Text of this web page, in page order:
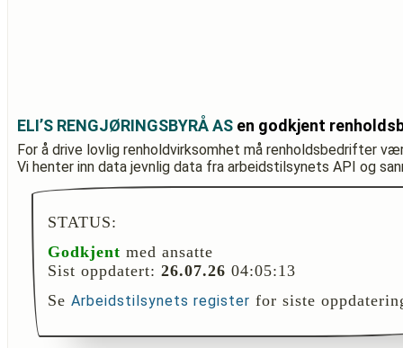
ELI’S RENGJØRINGSBYRÅ AS en godkjent
For å drive lovlig renholdvirksomhet må renholdsbedrifter
Vi henter inn data jevnlig data fra arbeidstilsynets API og
STATUS:
Godkjent med ansatte
Sist oppdatert: 26.07.26 04:05:13
Se Arbeidstilsynets register for siste